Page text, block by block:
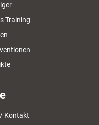
Training
Kontakt